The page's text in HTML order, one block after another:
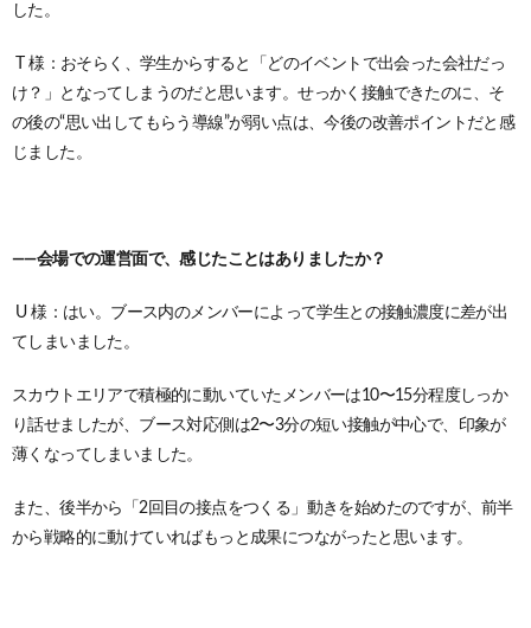
した。
T 様：おそらく、学生からすると「どのイベントで出会った会社だっ
け？」となってしまうのだと思います。せっかく接触できたのに、そ
の後の“思い出してもらう導線”が弱い点は、今後の改善ポイントだと感
じました。
——会場での運営面で、感じたことはありましたか？
U 様：はい。ブース内のメンバーによって学生との接触濃度に差が出
てしまいました。
スカウトエリアで積極的に動いていたメンバーは10〜15分程度しっか
り話せましたが、ブース対応側は2〜3分の短い接触が中心で、印象が
薄くなってしまいました。
また、後半から「2回目の接点をつくる」動きを始めたのですが、前半
から戦略的に動けていればもっと成果につながったと思います。